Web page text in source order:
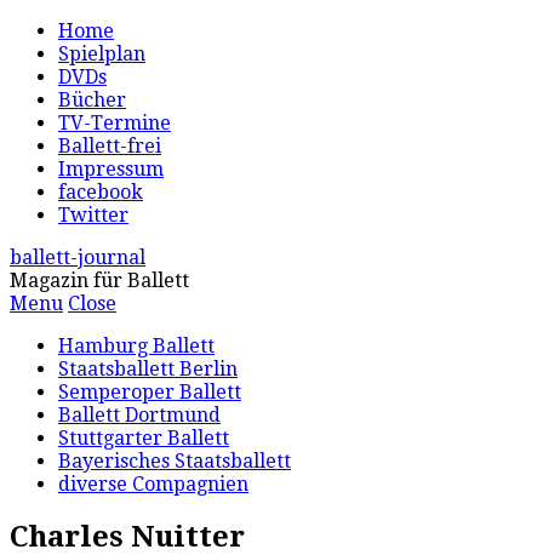
Home
Spielplan
DVDs
Bücher
TV-Termine
Ballett-frei
Impressum
facebook
Twitter
ballett-journal
Magazin für Ballett
Menu Close
Hamburg Ballett
Staatsballett Berlin
Semperoper Ballett
Ballett Dortmund
Stuttgarter Ballett
Bayerisches Staatsballett
diverse Compagnien
Charles Nuitter